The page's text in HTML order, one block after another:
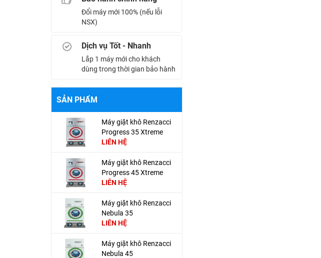
Đổi máy mới 100% (nếu lỗi
NSX)
Dịch vụ Tốt - Nhanh
Lắp 1 máy mới cho khách
dùng trong thời gian bảo hành
SẢN PHẨM
Máy giặt khô Renzacci
Progress 35 Xtreme
Club
LIÊN HỆ
Máy giặt khô Renzacci
Progress 45 Xtreme
Club
LIÊN HỆ
Máy giặt khô Renzacci
Nebula 35
LIÊN HỆ
Máy giặt khô Renzacci
Nebula 45